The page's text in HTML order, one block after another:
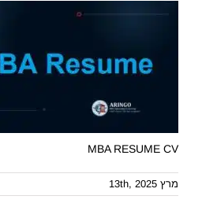
MBA RESUME CV
מרץ 13th, 2025